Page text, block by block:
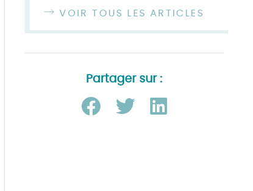
VOIR TOUS LES ARTICLES
Partager sur :